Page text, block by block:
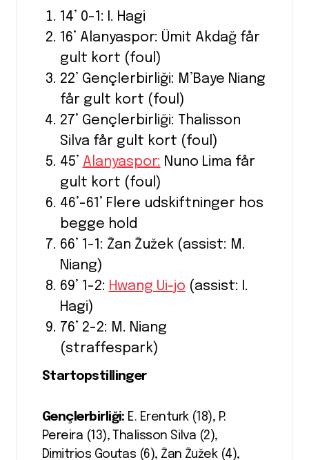
14’ 0-1: I. Hagi
16’ Alanyaspor: Ümit Akdağ får
gult kort (foul)
22’ Gençlerbirliği: M’Baye Niang
får gult kort (foul)
27’ Gençlerbirliği: Thalisson
Silva får gult kort (foul)
45’ Alanyaspor: Nuno Lima får
gult kort (foul)
46’-61’ Flere udskiftninger hos
begge hold
66’ 1-1: Žan Žužek (assist: M.
Niang)
69’ 1-2: Hwang Ui-jo (assist: I.
Hagi)
76’ 2-2: M. Niang
(straffespark)
Startopstillinger
Gençlerbirliği: E. Erenturk (18), P.
Pereira (13), Thalisson Silva (2),
Dimitrios Goutas (6), Žan Žužek (4),